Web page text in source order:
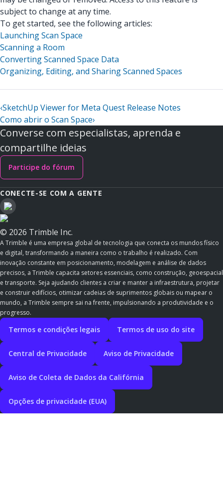
subject to change at any time.
To get started, see the following articles:
Launching Scan Space
Scanning a Room
Converting Scanned Space Data
Organizing, Editing, and Sharing Scanned Spaces
‹SketchUp Viewer for Meta Quest Release Notes
Como abrir o Scan Space›
Converse com especialistas, aprenda e
compartilhe ideias
Participe do fórum
CONECTE-SE COM A GENTE
© 2026 Trimble Inc.
A Trimble é uma empresa global de tecnologia que conecta os mundos físico
e digital, transformando a maneira como o trabalho é realizado. Com
inovação constante em posicionamento, modelagem e análise de dados
precisos, a Trimble capacita setores essenciais, como construção, geoespacial
e transporte. Seja ajudando clientes a criar e manter a infraestrutura, projetar
e construir edifícios, otimizar cadeias de suprimentos globais ou mapear o
mundo, a Trimble sempre sai na frente, impulsionando a produtividade e o
progresso.
Termos e condições legais Termos de uso do site
Central de Privacidade Aviso de Privacidade
Aviso de Coleta de Dados da Califórnia
Opções de privacidade (EUA)